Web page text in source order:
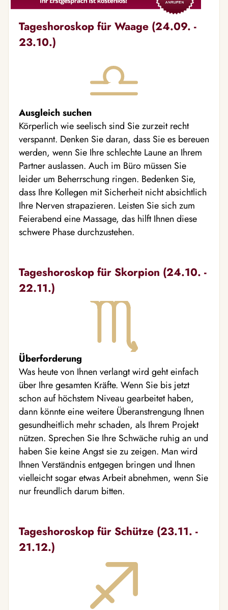
Tageshoroskop für Waage (24.09. -
23.10.)
Ausgleich suchen
Körperlich wie seelisch sind Sie zurzeit recht
verspannt. Denken Sie daran, dass Sie es bereuen
werden, wenn Sie Ihre schlechte Laune an Ihrem
Partner auslassen. Auch im Büro müssen Sie
leider um Beherrschung ringen. Bedenken Sie,
dass Ihre Kollegen mit Sicherheit nicht absichtlich
Ihre Nerven strapazieren. Leisten Sie sich zum
Feierabend eine Massage, das hilft Ihnen diese
schwere Phase durchzustehen.
Tageshoroskop für Skorpion (24.10. -
22.11.)
Überforderung
Was heute von Ihnen verlangt wird geht einfach
über Ihre gesamten Kräfte. Wenn Sie bis jetzt
schon auf höchstem Niveau gearbeitet haben,
dann könnte eine weitere Überanstrengung Ihnen
gesundheitlich mehr schaden, als Ihrem Projekt
nützen. Sprechen Sie Ihre Schwäche ruhig an und
haben Sie keine Angst sie zu zeigen. Man wird
Ihnen Verständnis entgegen bringen und Ihnen
vielleicht sogar etwas Arbeit abnehmen, wenn Sie
nur freundlich darum bitten.
Tageshoroskop für Schütze (23.11. -
21.12.)